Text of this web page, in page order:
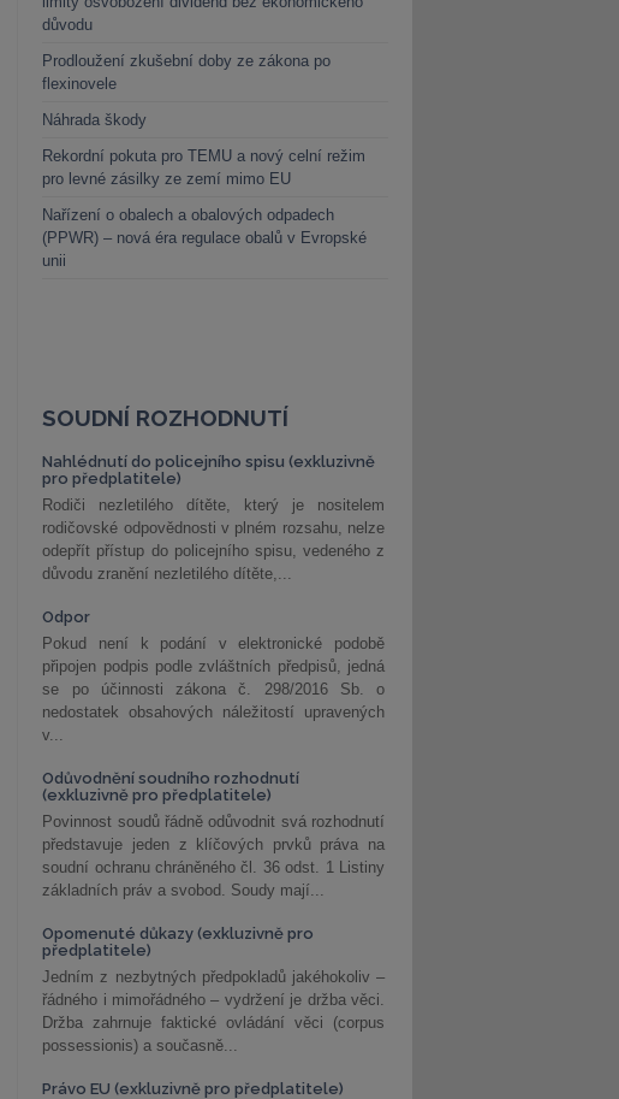
důvodu
Prodloužení zkušební doby ze zákona po
flexinovele
Náhrada škody
Rekordní pokuta pro TEMU a nový celní režim
pro levné zásilky ze zemí mimo EU
Nařízení o obalech a obalových odpadech
(PPWR) – nová éra regulace obalů v Evropské
unii
SOUDNÍ ROZHODNUTÍ
Nahlédnutí do policejního spisu (exkluzivně
pro předplatitele)
Rodiči nezletilého dítěte, který je nositelem
rodičovské odpovědnosti v plném rozsahu, nelze
odepřít přístup do policejního spisu, vedeného z
důvodu zranění nezletilého dítěte,...
Odpor
Pokud není k podání v elektronické podobě
připojen podpis podle zvláštních předpisů, jedná
se po účinnosti zákona č. 298/2016 Sb. o
nedostatek obsahových náležitostí upravených
v...
Odůvodnění soudního rozhodnutí
(exkluzivně pro předplatitele)
Povinnost soudů řádně odůvodnit svá rozhodnutí
představuje jeden z klíčových prvků práva na
soudní ochranu chráněného čl. 36 odst. 1 Listiny
základních práv a svobod. Soudy mají...
Opomenuté důkazy (exkluzivně pro
předplatitele)
Jedním z nezbytných předpokladů jakéhokoliv –
řádného i mimořádného – vydržení je držba věci.
Držba zahrnuje faktické ovládání věci (corpus
possessionis) a současně...
Právo EU (exkluzivně pro předplatitele)